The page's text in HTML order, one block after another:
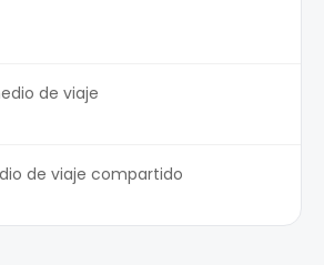
de viaje
de viaje compartido